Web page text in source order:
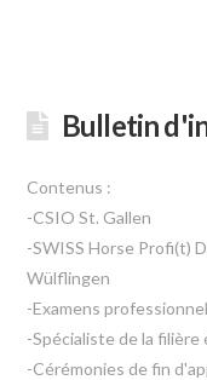
Bulletin
Contenus :
-CSIO St. Gallen
-SWISS Horse Profi(t)
Wülflingen
-Examens
-Spécialiste de la filière
-Cérémonies de fin